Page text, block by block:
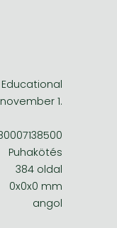
1.
Puhakötés
384 oldal
0x0x0 mm
angol